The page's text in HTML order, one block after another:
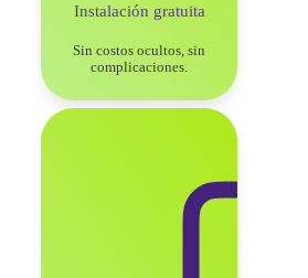
Instalación gratuita
Sin costos ocultos, sin
complicaciones.